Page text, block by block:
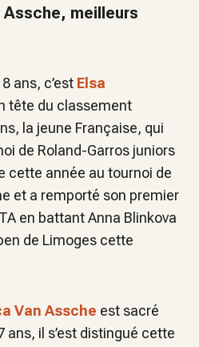
meilleurs
ans, c’est Elsa
tête du classement
la jeune Française, qui
de Roland-Garros juniors
cette année au tournoi de
et a remporté son premier
en battant Anna Blinkova
de Limoges cette
Van Assche est sacré
ans, il s’est distingué cette